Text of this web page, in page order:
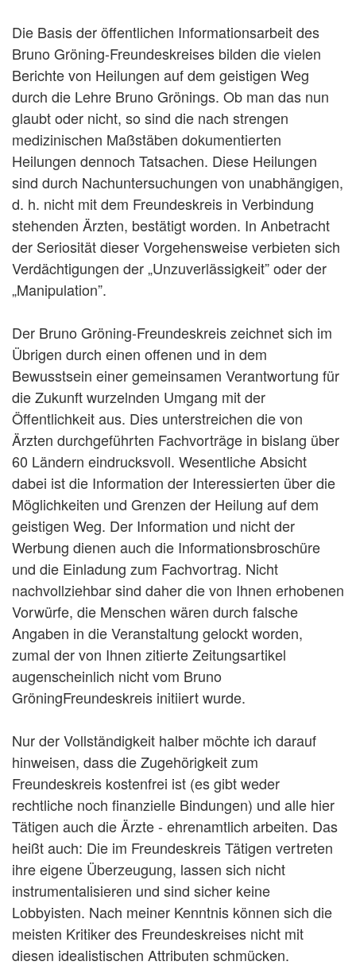
Die Basis der öffentlichen Informationsarbeit des
Bruno Gröning-Freundeskreises bilden die vielen
Berichte von Heilungen auf dem geistigen Weg
durch die Lehre Bruno Grönings. Ob man das nun
glaubt oder nicht, so sind die nach strengen
medizinischen Maßstäben dokumentierten
Heilungen dennoch Tatsachen. Diese Heilungen
sind durch Nachuntersuchungen von unabhängigen,
d. h. nicht mit dem Freundeskreis in Verbindung
stehenden Ärzten, bestätigt worden. In Anbetracht
der Seriosität dieser Vorgehensweise verbieten sich
Verdächtigungen der „Unzuverlässigkeit” oder der
„Manipulation”.
Der Bruno Gröning-Freundeskreis zeichnet sich im
Übrigen durch einen offenen und in dem
Bewusstsein einer gemeinsamen Verantwortung für
die Zukunft wurzelnden Umgang mit der
Öffentlichkeit aus. Dies unterstreichen die von
Ärzten durchgeführten Fachvorträge in bislang über
60 Ländern eindrucksvoll. Wesentliche Absicht
dabei ist die Information der Interessierten über die
Möglichkeiten und Grenzen der Heilung auf dem
geistigen Weg. Der Information und nicht der
Werbung dienen auch die Informationsbroschüre
und die Einladung zum Fachvortrag. Nicht
nachvollziehbar sind daher die von Ihnen erhobenen
Vorwürfe, die Menschen wären durch falsche
Angaben in die Veranstaltung gelockt worden,
zumal der von Ihnen zitierte Zeitungsartikel
augenscheinlich nicht vom Bruno
GröningFreundeskreis initiiert wurde.
Nur der Vollständigkeit halber möchte ich darauf
hinweisen, dass die Zugehörigkeit zum
Freundeskreis kostenfrei ist (es gibt weder
rechtliche noch finanzielle Bindungen) und alle hier
Tätigen auch die Ärzte - ehrenamtlich arbeiten. Das
heißt auch: Die im Freundeskreis Tätigen vertreten
ihre eigene Überzeugung, lassen sich nicht
instrumentalisieren und sind sicher keine
Lobbyisten. Nach meiner Kenntnis können sich die
meisten Kritiker des Freundeskreises nicht mit
diesen idealistischen Attributen schmücken.